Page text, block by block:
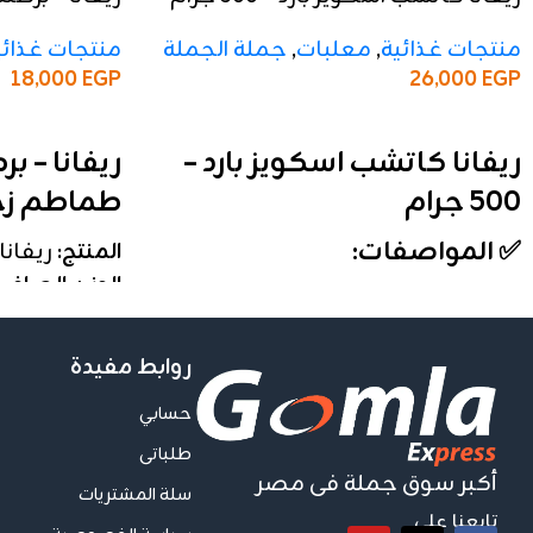
منتجات غذائية, معلبات, جملة الجملة
26,000EGP
ريفانا كاتشب اسكويز بارد –
500 جرام
✅ المواصفات:
الكرتونة تحتوي على 12 علبة
الخامة:عبوة اسكويز عملية وسهلة
الاستخدام
التقفيل:فاخر ومناسب لرف العرض
💼 تفاصيل الجملة:
منتجات
18,000EGP
ريفانا
طماطم زجاجي
المنتج:
الوزن الصافي:
التركيز:20% – 22%
التعبئة:
سعر الجملة:
أكبر سوق جملة فى مصر
تابعنا على
روابط مفيدة
حسابي
طلباتى
سلة المشتريات